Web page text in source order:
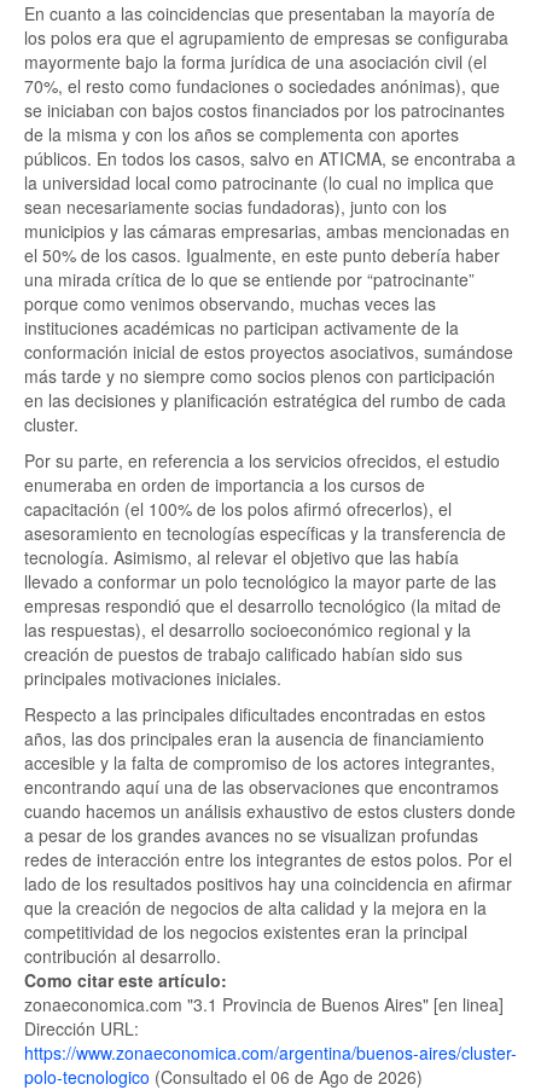
En cuanto a las coincidencias que presentaban la mayoría de
los polos era que el agrupamiento de empresas se configuraba
mayormente bajo la forma jurídica de una asociación civil (el
70%, el resto como fundaciones o sociedades anónimas), que
se iniciaban con bajos costos financiados por los patrocinantes
de la misma y con los años se complementa con aportes
públicos. En todos los casos, salvo en ATICMA, se encontraba a
la universidad local como patrocinante (lo cual no implica que
sean necesariamente socias fundadoras), junto con los
municipios y las cámaras empresarias, ambas mencionadas en
el 50% de los casos. Igualmente, en este punto debería haber
una mirada crítica de lo que se entiende por “patrocinante”
porque como venimos observando, muchas veces las
instituciones académicas no participan activamente de la
conformación inicial de estos proyectos asociativos, sumándose
más tarde y no siempre como socios plenos con participación
en las decisiones y planificación estratégica del rumbo de cada
cluster.
Por su parte, en referencia a los servicios ofrecidos, el estudio
enumeraba en orden de importancia a los cursos de
capacitación (el 100% de los polos afirmó ofrecerlos), el
asesoramiento en tecnologías específicas y la transferencia de
tecnología. Asimismo, al relevar el objetivo que las había
llevado a conformar un polo tecnológico la mayor parte de las
empresas respondió que el desarrollo tecnológico (la mitad de
las respuestas), el desarrollo socioeconómico regional y la
creación de puestos de trabajo calificado habían sido sus
principales motivaciones iniciales.
Respecto a las principales dificultades encontradas en estos
años, las dos principales eran la ausencia de financiamiento
accesible y la falta de compromiso de los actores integrantes,
encontrando aquí una de las observaciones que encontramos
cuando hacemos un análisis exhaustivo de estos clusters donde
a pesar de los grandes avances no se visualizan profundas
redes de interacción entre los integrantes de estos polos. Por el
lado de los resultados positivos hay una coincidencia en afirmar
que la creación de negocios de alta calidad y la mejora en la
competitividad de los negocios existentes eran la principal
contribución al desarrollo.
Como citar este artículo:
zonaeconomica.com "3.1 Provincia de Buenos Aires" [en linea]
Dirección URL:
https://www.zonaeconomica.com/argentina/buenos-aires/cluster-
polo-tecnologico (Consultado el 06 de Ago de 2026)